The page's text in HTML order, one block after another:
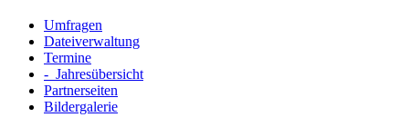
Umfragen
Dateiverwaltung
Termine
- Jahresübersicht
Partnerseiten
Bildergalerie